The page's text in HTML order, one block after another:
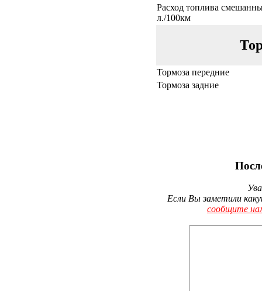
Расход топлива
л./100км
Тормоза передние
Тормоза задние
Если Вы заметили
сообщите